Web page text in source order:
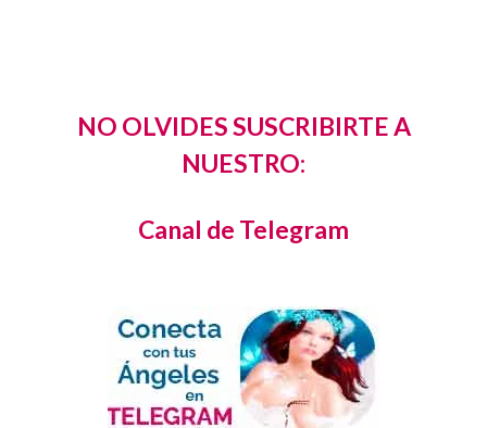
NO OLVIDES SUSCRIBIRTE A
NUESTRO:
Canal de Telegram